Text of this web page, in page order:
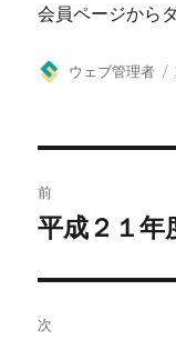
会員ページから
投
ウェブ管理者
稿
ビ
前
前
投
稿:
平成２１年
次